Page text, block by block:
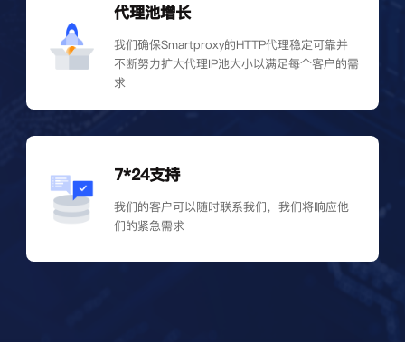
代理池增长
我们确保Smartproxy的HTTP代理稳定可靠并
不断努力扩大代理IP池大小以满足每个客户的需
求
7*24支持
我们的客户可以随时联系我们，我们将响应他
们的紧急需求